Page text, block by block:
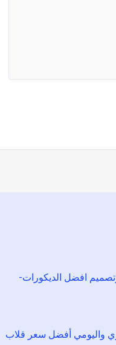
افضل الديكورات-
واليومي أفضل سعر قلاب